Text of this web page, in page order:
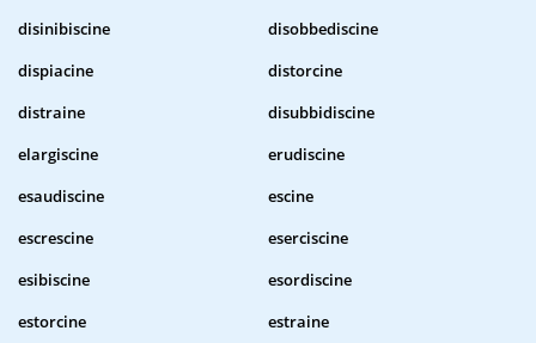
disinibiscine
disobbediscine
dispiacine
distorcine
distraine
disubbidiscine
elargiscine
erudiscine
esaudiscine
escine
escrescine
eserciscine
esibiscine
esordiscine
estorcine
estraine